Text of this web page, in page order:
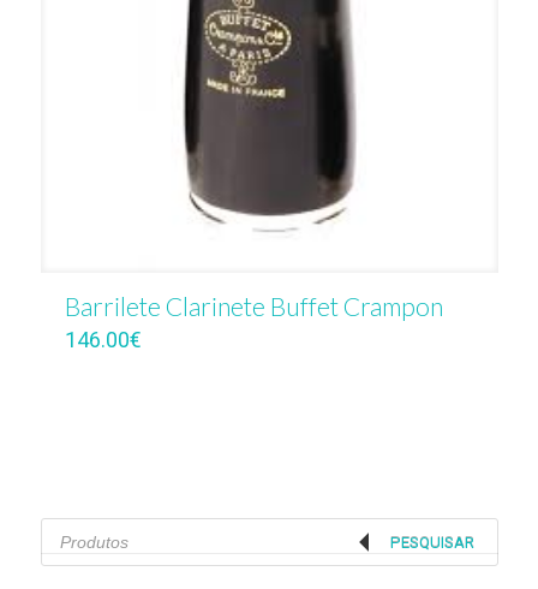
Barrilete Clarinete Buffet Crampon
146.00€
Products
search
PESQUISAR